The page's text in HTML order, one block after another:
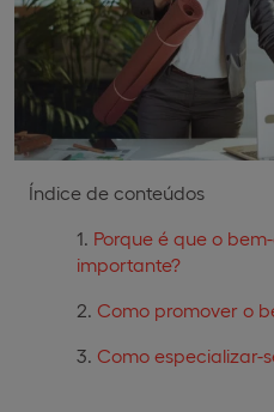
Índice de conteúdos
Porque é que o
importante?
Como promover o
Como especializar-